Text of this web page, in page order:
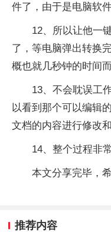
件了，由于是电脑软件
12、所以让他一
了，等电脑弹出转换
概也就几秒钟的时间而
13、不会耽误
以看到那个可以编辑
文档的内容进行修改和
14、整个过程非
本文分享完毕，
推荐内容